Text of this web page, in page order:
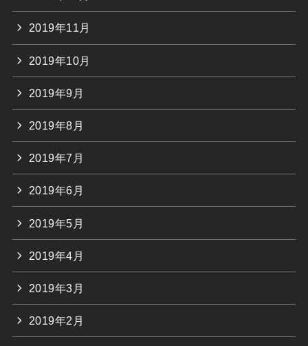
2019年11月
2019年10月
2019年9月
2019年8月
2019年7月
2019年6月
2019年5月
2019年4月
2019年3月
2019年2月